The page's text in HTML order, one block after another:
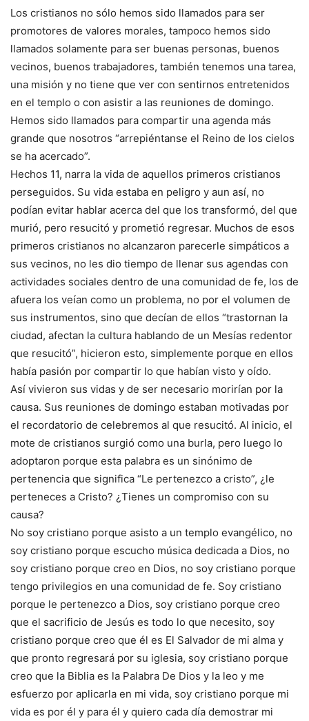
Los cristianos no sólo hemos sido llamados para ser
promotores de valores morales, tampoco hemos sido
llamados solamente para ser buenas personas, buenos
vecinos, buenos trabajadores, también tenemos una tarea,
una misión y no tiene que ver con sentirnos entretenidos
en el templo o con asistir a las reuniones de domingo.
Hemos sido llamados para compartir una agenda más
grande que nosotros “arrepiéntanse el Reino de los cielos
se ha acercado”.
Hechos 11, narra la vida de aquellos primeros cristianos
perseguidos. Su vida estaba en peligro y aun así, no
podían evitar hablar acerca del que los transformó, del que
murió, pero resucitó y prometió regresar. Muchos de esos
primeros cristianos no alcanzaron parecerle simpáticos a
sus vecinos, no les dio tiempo de llenar sus agendas con
actividades sociales dentro de una comunidad de fe, los de
afuera los veían como un problema, no por el volumen de
sus instrumentos, sino que decían de ellos “trastornan la
ciudad, afectan la cultura hablando de un Mesías redentor
que resucitó”, hicieron esto, simplemente porque en ellos
había pasión por compartir lo que habían visto y oído.
Así vivieron sus vidas y de ser necesario morirían por la
causa. Sus reuniones de domingo estaban motivadas por
el recordatorio de celebremos al que resucitó. Al inicio, el
mote de cristianos surgió como una burla, pero luego lo
adoptaron porque esta palabra es un sinónimo de
pertenencia que significa “Le pertenezco a cristo”, ¿le
perteneces a Cristo? ¿Tienes un compromiso con su
causa?
No soy cristiano porque asisto a un templo evangélico, no
soy cristiano porque escucho música dedicada a Dios, no
soy cristiano porque creo en Dios, no soy cristiano porque
tengo privilegios en una comunidad de fe. Soy cristiano
porque le pertenezco a Dios, soy cristiano porque creo
que el sacrificio de Jesús es todo lo que necesito, soy
cristiano porque creo que él es El Salvador de mi alma y
que pronto regresará por su iglesia, soy cristiano porque
creo que la Biblia es la Palabra De Dios y la leo y me
esfuerzo por aplicarla en mi vida, soy cristiano porque mi
vida es por él y para él y quiero cada día demostrar mi